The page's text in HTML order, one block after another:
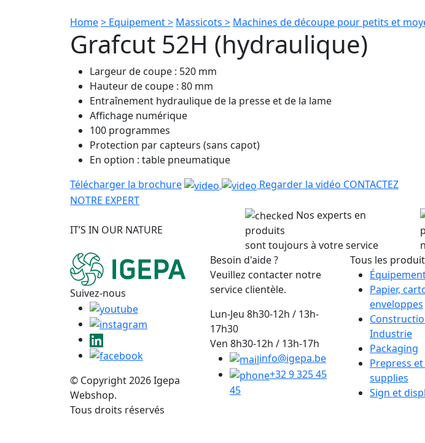
Home> Equipement > Massicots > Machines de découpe pour petits et
Grafcut 52H (hydraulique)
Largeur de coupe : 520 mm
Hauteur de coupe : 80 mm
Entraînement hydraulique de la presse et de la lame
Affichage numérique
100 programmes
Protection par capteurs (sans capot)
En option : table pneumatique
Télécharger la brochure
Regarder la vidéo CONTACTEZ
NOTRE EXPERT
IT’S IN OUR NATURE
Nos experts en
produits
sont toujours à votre service
Suivez-nous
© Copyright 2026 Igepa
Webshop.
Tous droits réservés
Besoin d'aide ?
Veuillez contacter notre
service clientèle.
Lun-Jeu 8h30-12h / 13h-
17h30
Ven 8h30-12h / 13h-17h
info@igepa.be
+32 9 325 45
45
Tous les
Papier,
enveloppes
Industrie
Packaging
Prepress
supplies
Sign et